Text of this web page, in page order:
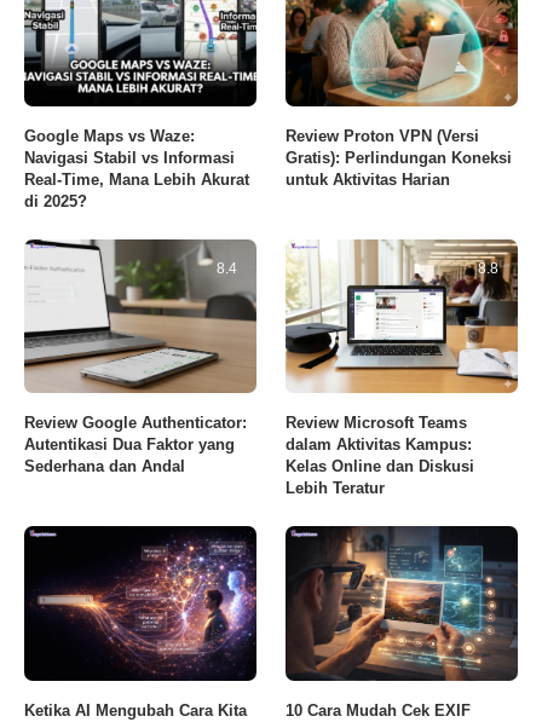
Google Maps vs Waze:
Navigasi Stabil vs Informasi
Real-Time, Mana Lebih Akurat
di 2025?
Review Proton VPN (Versi
Gratis): Perlindungan Koneksi
untuk Aktivitas Harian
8.4
Review Google Authenticator:
Autentikasi Dua Faktor yang
Sederhana dan Andal
8.8
Review Microsoft Teams
dalam Aktivitas Kampus:
Kelas Online dan Diskusi
Lebih Teratur
Ketika AI Mengubah Cara Kita
10 Cara Mudah Cek EXIF